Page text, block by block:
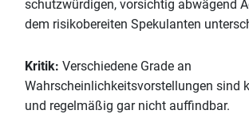
schutzwürdigen, vorsichtig abwägend
dem risikobereiten Spekulanten
Kritik: Verschiedene Grade an
Wahrscheinlichkeitsvorstellungen sind
und regelmäßig gar nicht auffindbar.